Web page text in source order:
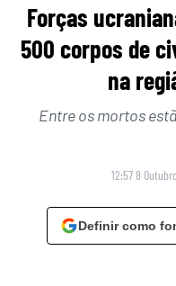
Forças
500 corpos de
na
Entre os mortos
12:57 8
Definir como